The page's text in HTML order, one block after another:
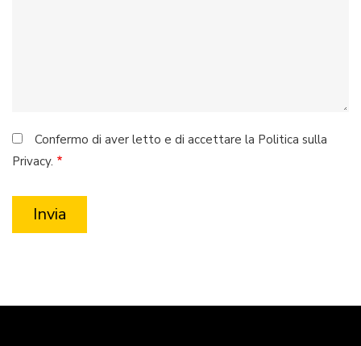
Confermo di aver letto e di accettare la Politica sulla
Privacy.